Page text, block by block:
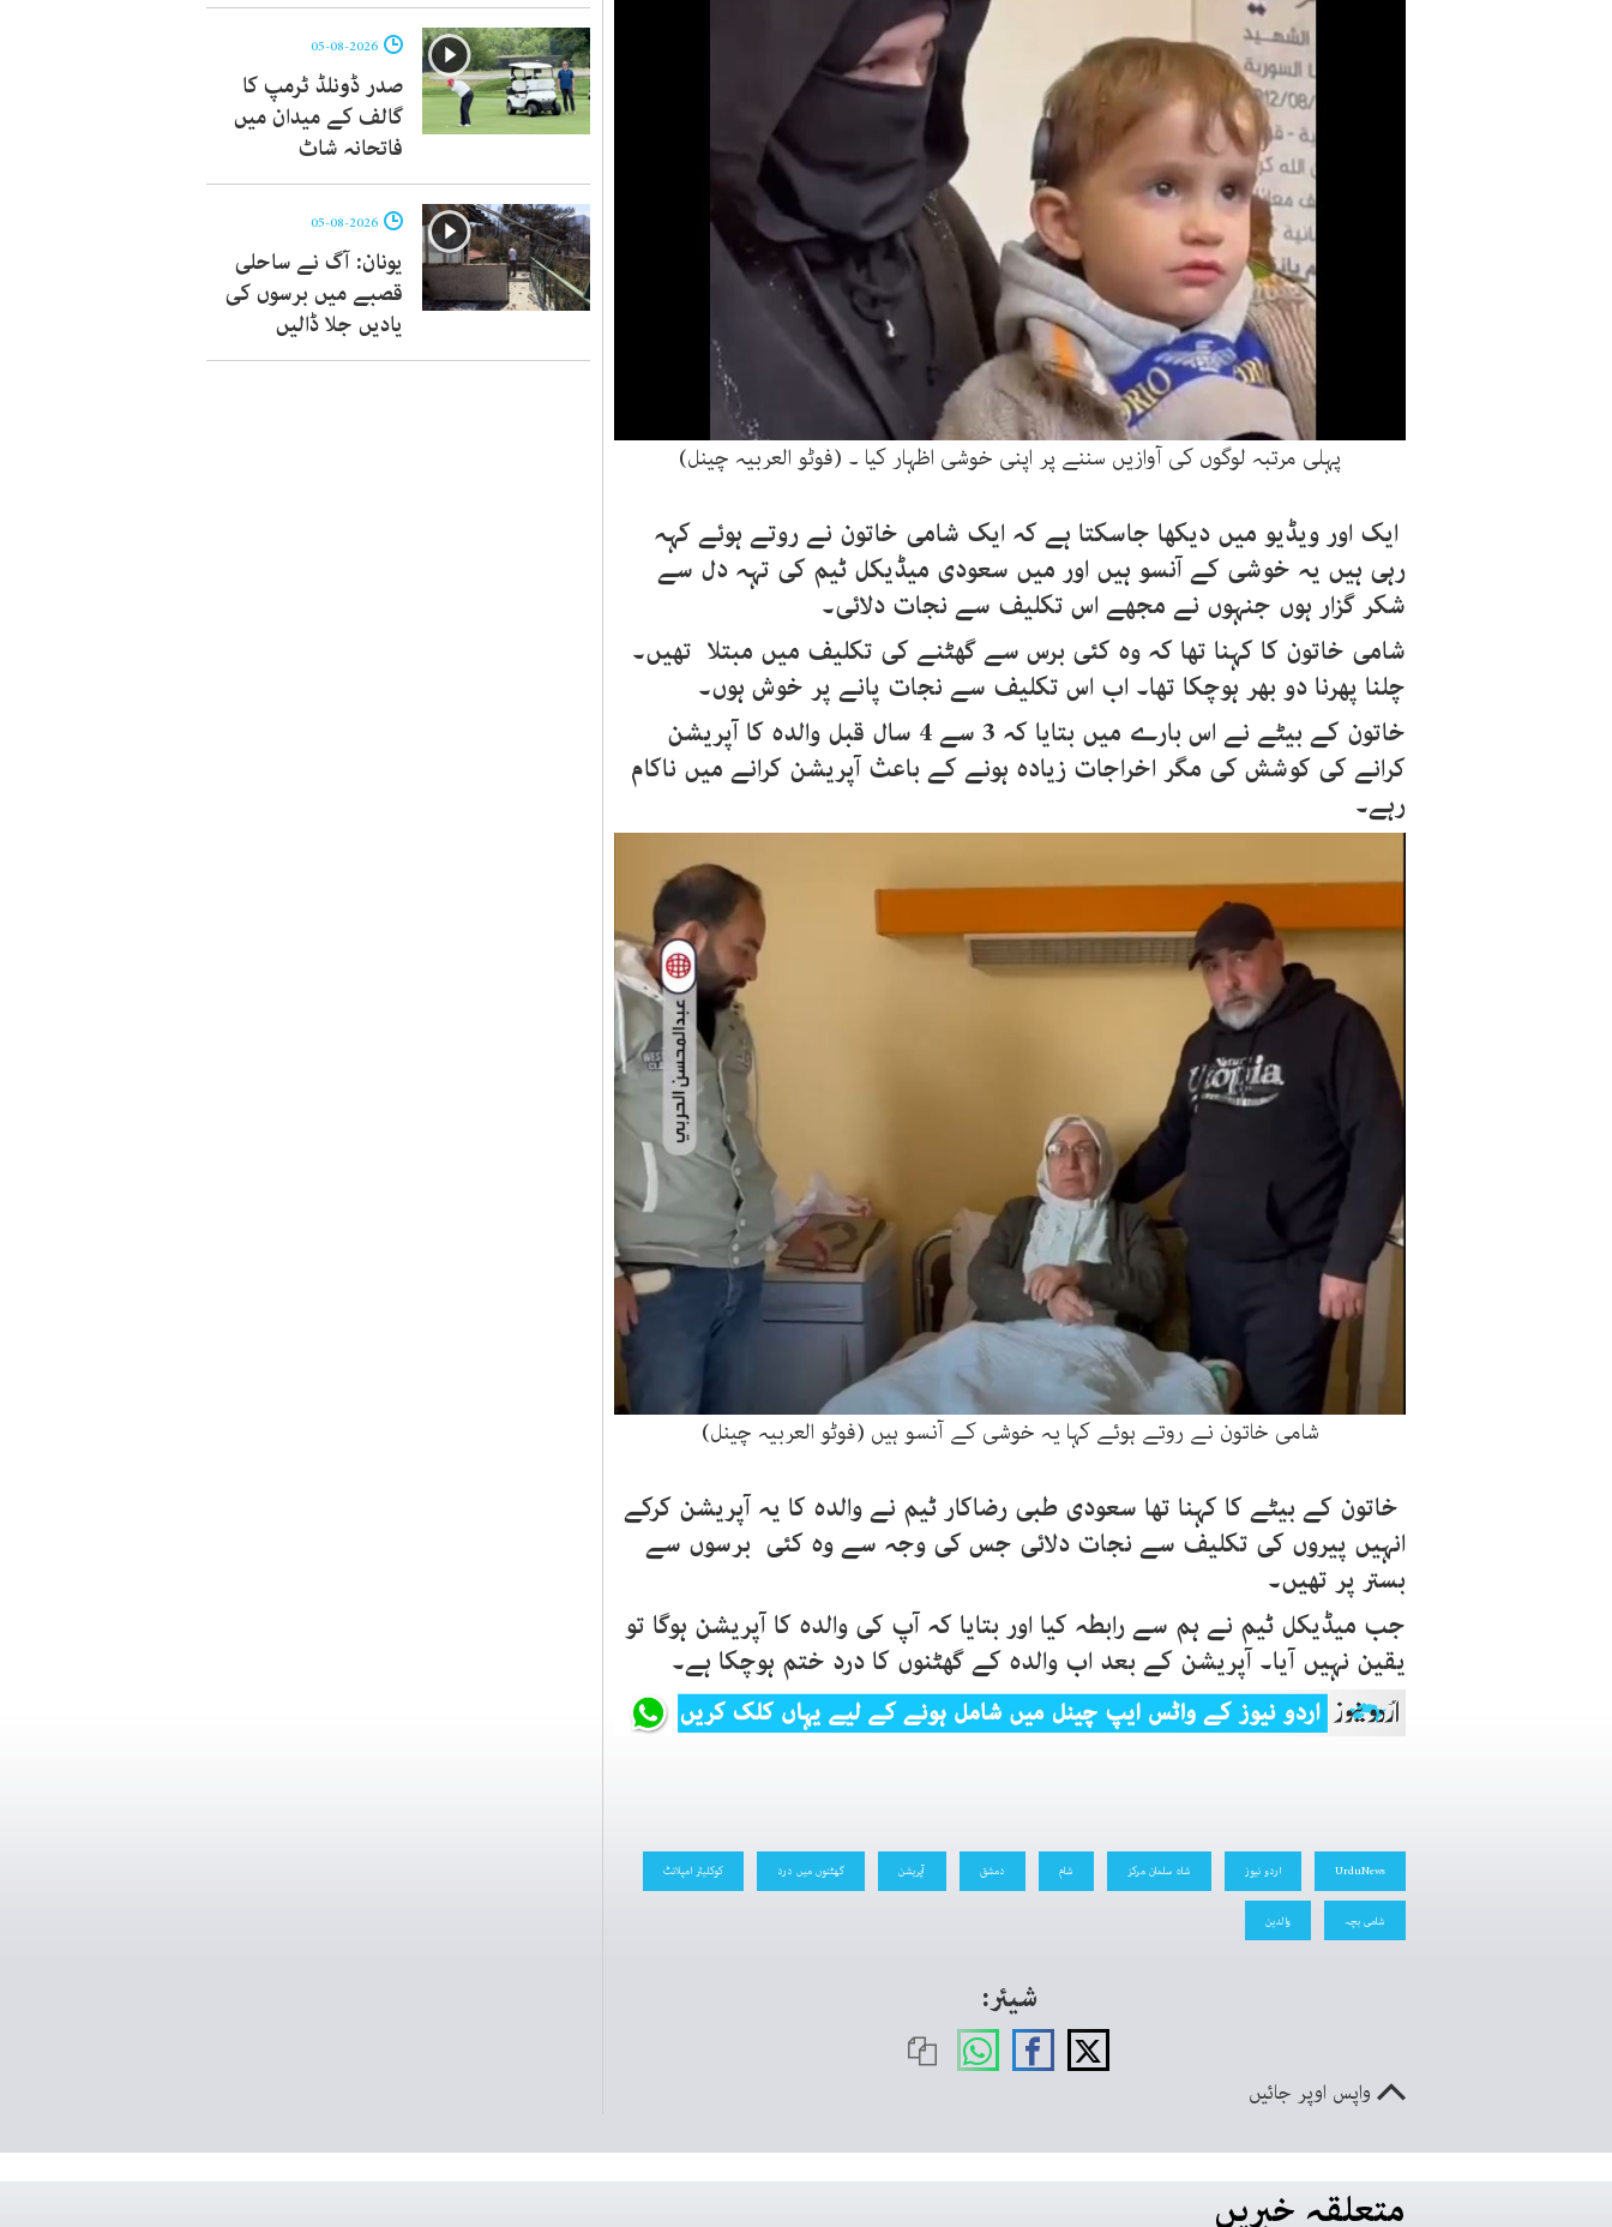
پہلی مرتبہ لوگوں کی آوازیں سننے پر اپنی خوشی اظہار کیا ۔ (فوٹو العربیہ چینل)
ایک اور ویڈیو میں دیکھا جاسکتا ہے کہ ایک شامی خاتون نے روتے ہوئے کہہ
رہی ہیں یہ خوشی کے آنسو ہیں اور میں سعودی میڈیکل ٹیم کی تہہ دل سے
شکر گزار ہوں جنہوں نے مجھے اس تکلیف سے نجات دلائی۔
شامی خاتون کا کہنا تھا کہ وہ کئی برس سے گھٹنے کی تکلیف میں مبتلا تھیں۔
چلنا پھرنا دو بھر ہوچکا تھا۔ اب اس تکلیف سے نجات پانے پر خوش ہوں۔
خاتون کے بیٹے نے اس بارے میں بتایا کہ 3 سے 4 سال قبل والدہ کا آپریشن
کرانے کی کوشش کی مگر اخراجات زیادہ ہونے کے باعث آپریشن کرانے میں ناکام
رہے۔
شامی خاتون نے روتے ہوئے کہا یہ خوشی کے آنسو ہیں (فوٹو العربیہ چینل)
خاتون کے بیٹے کا کہنا تھا سعودی طبی رضاکار ٹیم نے والدہ کا یہ آپریشن کرکے
انہیں پیروں کی تکلیف سے نجات دلائی جس کی وجہ سے وہ کئی برسوں سے
بستر پر تھیں۔
جب میڈیکل ٹیم نے ہم سے رابطہ کیا اور بتایا کہ آپ کی والدہ کا آپریشن ہوگا تو
یقین نہیں آیا۔ آپریشن کے بعد اب والدہ کے گھٹنوں کا درد ختم ہوچکا ہے۔
UrduNews اردو نیوز شاہ سلمان مرکز شام دمشق آپریشن گھٹنوں میں درد کوکلیئر امپلانٹ
شامی بچہ والدین
شیئر:
واپس اوپر جائیں
صدر ڈونلڈ ٹرمپ کا
گالف کے میدان میں
فاتحانہ شاٹ
یونان: آگ نے ساحلی
قصبے میں برسوں کی
یادیں جلا ڈالیں
متعلقہ خبریں